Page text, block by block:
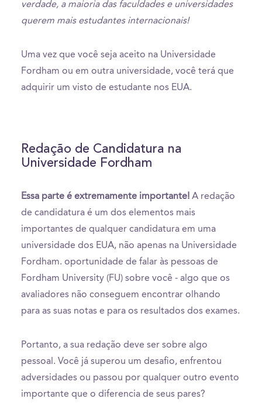
verdade, a maioria das faculdades e universidades
querem mais estudantes internacionais!
Uma vez que você seja aceito na Universidade
Fordham ou em outra universidade, você terá que
adquirir um visto de estudante nos EUA.
Redação de Candidatura na
Universidade Fordham
Essa parte é extremamente importante! A redação
de candidatura é um dos elementos mais
importantes de qualquer candidatura em uma
universidade dos EUA, não apenas na Universidade
Fordham. oportunidade de falar às pessoas de
Fordham University (FU) sobre você - algo que os
avaliadores não conseguem encontrar olhando
para as suas notas e para os resultados dos exames.
Portanto, a sua redação deve ser sobre algo
pessoal. Você já superou um desafio, enfrentou
adversidades ou passou por qualquer outro evento
importante que o diferencia de seus pares?